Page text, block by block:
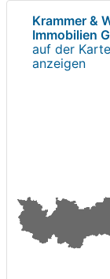
Krammer &
Immobilien
auf der Karte
anzeigen